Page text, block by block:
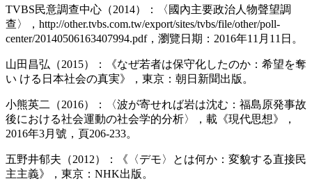
TVBS民意調查中心（2014）：〈國內主要政治人物聲望調
查〉，http://other.tvbs.com.tw/export/sites/tvbs/file/other/poll-
center/20140506163407994.pdf，瀏覽日期：2016年11月11日。
山田昌弘（2015）：《なぜ若者は保守化したのか：希望を奪
い ける日本社会の真実》，東京：朝日新聞出版。
小熊英二（2016）：〈波が寄せれば岩は沈む：福島原発事故
後における社会運動の社会学的分析〉，載《現代思想》，
2016年3月號，頁206-233。
五野井郁夫（2012）：《〈デモ〉とは何か：変貌する直接民
主主義》，東京：NHK出版。